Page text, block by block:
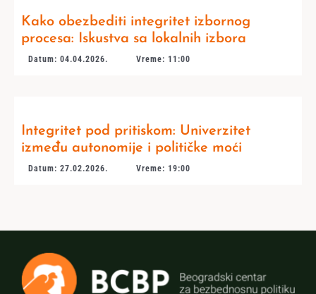
Kako obezbediti integritet izbornog
procesa: Iskustva sa lokalnih izbora
Datum: 04.04.2026. Vreme: 11:00
Integritet pod pritiskom: Univerzitet
između autonomije i političke moći
Datum: 27.02.2026. Vreme: 19:00